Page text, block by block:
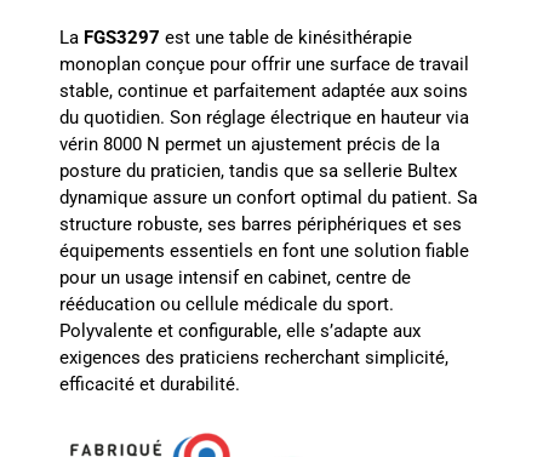
La FGS3297 est une table de kinésithérapie
monoplan conçue pour offrir une surface de travail
stable, continue et parfaitement adaptée aux soins
du quotidien. Son réglage électrique en hauteur via
vérin 8000 N permet un ajustement précis de la
posture du praticien, tandis que sa sellerie Bultex
dynamique assure un confort optimal du patient. Sa
structure robuste, ses barres périphériques et ses
équipements essentiels en font une solution fiable
pour un usage intensif en cabinet, centre de
rééducation ou cellule médicale du sport.
Polyvalente et configurable, elle s’adapte aux
exigences des praticiens recherchant simplicité,
efficacité et durabilité.